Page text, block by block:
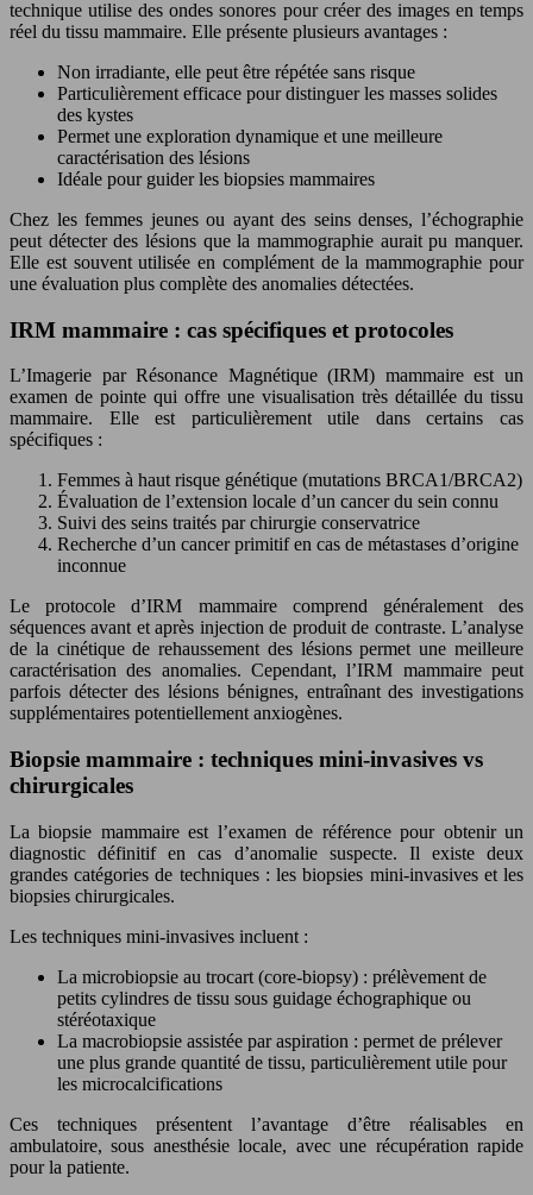
technique utilise des ondes sonores pour créer des images en temps
réel du tissu mammaire. Elle présente plusieurs avantages :
Non irradiante, elle peut être répétée sans risque
Particulièrement efficace pour distinguer les masses solides
des kystes
Permet une exploration dynamique et une meilleure
caractérisation des lésions
Idéale pour guider les biopsies mammaires
Chez les femmes jeunes ou ayant des seins denses, l’échographie
peut détecter des lésions que la mammographie aurait pu manquer.
Elle est souvent utilisée en complément de la mammographie pour
une évaluation plus complète des anomalies détectées.
IRM mammaire : cas spécifiques et protocoles
L’Imagerie par Résonance Magnétique (IRM) mammaire est un
examen de pointe qui offre une visualisation très détaillée du tissu
mammaire. Elle est particulièrement utile dans certains cas
spécifiques :
Femmes à haut risque génétique (mutations BRCA1/BRCA2)
Évaluation de l’extension locale d’un cancer du sein connu
Suivi des seins traités par chirurgie conservatrice
Recherche d’un cancer primitif en cas de métastases d’origine
inconnue
Le protocole d’IRM mammaire comprend généralement des
séquences avant et après injection de produit de contraste. L’analyse
de la cinétique de rehaussement des lésions permet une meilleure
caractérisation des anomalies. Cependant, l’IRM mammaire peut
parfois détecter des lésions bénignes, entraînant des investigations
supplémentaires potentiellement anxiogènes.
Biopsie mammaire : techniques mini-invasives vs
chirurgicales
La biopsie mammaire est l’examen de référence pour obtenir un
diagnostic définitif en cas d’anomalie suspecte. Il existe deux
grandes catégories de techniques : les biopsies mini-invasives et les
biopsies chirurgicales.
Les techniques mini-invasives incluent :
La microbiopsie au trocart (core-biopsy) : prélèvement de
petits cylindres de tissu sous guidage échographique ou
stéréotaxique
La macrobiopsie assistée par aspiration : permet de prélever
une plus grande quantité de tissu, particulièrement utile pour
les microcalcifications
Ces techniques présentent l’avantage d’être réalisables en
ambulatoire, sous anesthésie locale, avec une récupération rapide
pour la patiente.